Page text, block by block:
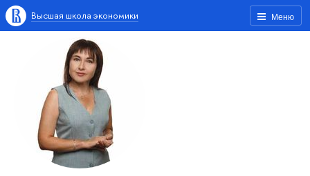
Меню
Высшая школа экономики